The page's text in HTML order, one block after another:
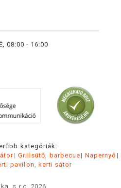
08:00 - 16:00
kategóriák:
Grillsütő, barbecue
Napernyő
pavilon, kerti sátor
s.r.o. 2026.